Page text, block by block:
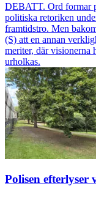
DEBATT. Ord formar
politiska retoriken
framtidstro. Men
(S) att en annan
meriter, där visionerna
urholkas.
Polisen efterlyser